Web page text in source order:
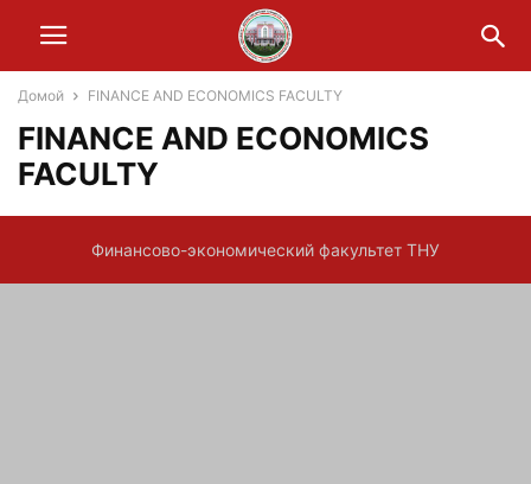
Домой FINANCE AND ECONOMICS FACULTY
FINANCE AND ECONOMICS
FACULTY
Финансово-экономический факультет ТНУ